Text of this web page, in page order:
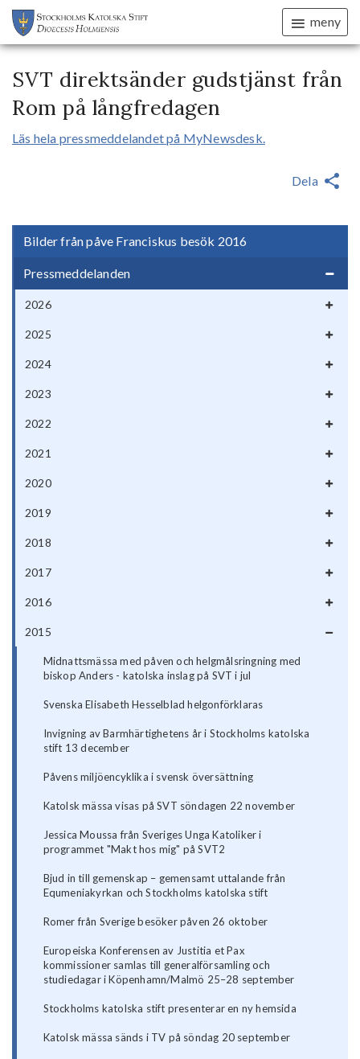
meny
Bilder från påve Franciskus besök 2016
Pressmeddelanden
2026
2025
2024
2023
2022
2021
2020
2019
2018
2017
2016
2015
Midnattsmässa med påven och helgmålsringning med
biskop Anders - katolska inslag på SVT i jul
Svenska Elisabeth Hesselblad helgonförklaras
Invigning av Barmhärtighetens år i Stockholms katolska
stift 13 december
Påvens miljöencyklika i svensk översättning
Katolsk mässa visas på SVT söndagen 22 november
Jessica Moussa från Sveriges Unga Katoliker i
programmet "Makt hos mig" på SVT2
Bjud in till gemenskap – gemensamt uttalande från
Equmeniakyrkan och Stockholms katolska stift
Romer från Sverige besöker påven 26 oktober
Europeiska Konferensen av Justitia et Pax
kommissioner samlas till generalförsamling och
studiedagar i Köpenhamn/Malmö 25–28 september
Stockholms katolska stift presenterar en ny hemsida
Katolsk mässa sänds i TV på söndag 20 september
SVT direktsänder gudstjänst från
Rom på långfredagen
Läs hela pressmeddelandet på MyNewsdesk.
Dela